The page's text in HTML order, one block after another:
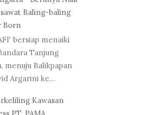
Baling-baling
Born
bersiap menaiki
Tanjung
menuju Balikpapan
Argarini ke...
Kawasan